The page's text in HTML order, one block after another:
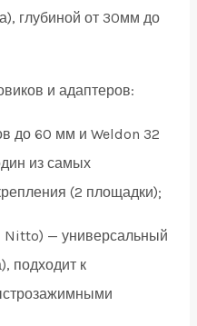
глубиной от 30мм до
и адаптеров:
до 60 мм и Weldon 32
из самых
(2 площадки);
Nitto) — универсальный
подходит к